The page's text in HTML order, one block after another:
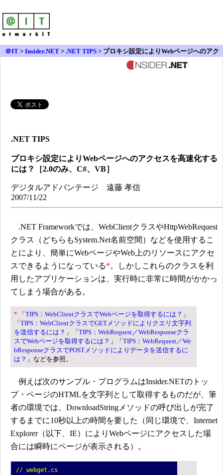
＠IT > Insider.NET > .NET TIPS > プロキシ設定によりWebページへのアク
セスを高速化するには？［2.0のみ、C#、VB］
.NET TIPS
プロキシ設定によりWebページへのアクセスを高速化する
には？［2.0のみ、C#、VB］
デジタルアドバンテージ 遠藤 孝信
2007/11/22
.NET Frameworkでは、WebClientクラスやHttpWebRequest
クラス（どちらもSystem.Net名前空間）などを使用するこ
とにより、簡単にWebページやWeb上のリソースにアクセ
スできるようになっている*。しかしこれらのクラスを利
用したアプリケーションは、実行時に非常に時間がかかっ
てしまう場合がある。
* 「 TIPS：WebClientクラスでWebページを取得するには？ 」
「 TIPS：WebClientクラスでGETメソッドによりクエリ文字列
を送信するには？ 」「 TIPS：WebRequest／WebResponseクラ
スでWebページを取得するには？ 」「 TIPS：WebRequest／We
bResponseクラスでPOSTメソッドによりデータを送信するに
は？ 」などを参照。
例えば次のサンプル・プログラムはInsider.NETのトッ
プ・ページのHTMLを文字列として取得するものだが、筆
者の環境では、DownloadStringメソッドの呼び出しが完了
するまでに10秒以上の時間を要した（同じ環境で、Internet
Explorer（以下、IE）によりWebページにアクセスした場
合には瞬時にページが表示される）。
// webget.cs